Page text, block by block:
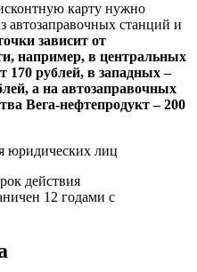
карту нужно
автозаправочных станций и
зависит от
например, в центральных
170 рублей, в западных –
а на автозаправочных
Вега-нефтепродукт – 200
действия
12 годами с